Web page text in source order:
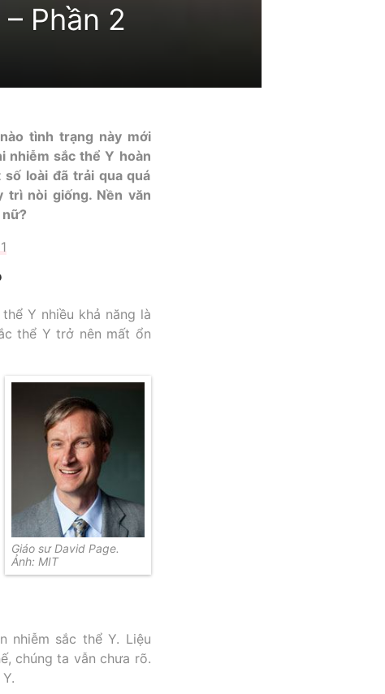
Phần 2
tình trạng này mới
nhiễm sắc thể Y hoàn
loài đã trải qua quá
trì nòi giống. Nền văn
Y nhiều khả năng là
thể Y trở nên mất ổn
Giáo sư David Page.
Ảnh: MIT
nhiễm sắc thể Y. Liệu
chúng ta vẫn chưa rõ.